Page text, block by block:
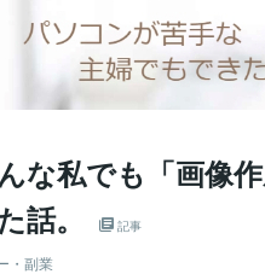
な私でも「画像
話。
記事
・副業